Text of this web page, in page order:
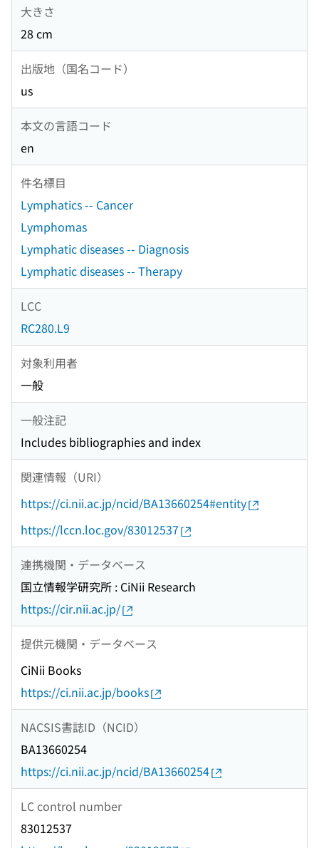
大きさ
28 cm
出版地（国名コード）
us
本文の言語コード
en
件名標目
Lymphatics -- Cancer
Lymphomas
Lymphatic diseases -- Diagnosis
Lymphatic diseases -- Therapy
LCC
RC280.L9
対象利用者
一般
一般注記
Includes bibliographies and index
関連情報（URI）
https://ci.nii.ac.jp/ncid/BA13660254#entity
https://lccn.loc.gov/83012537
連携機関・データベース
国立情報学研究所 : CiNii Research
https://cir.nii.ac.jp/
提供元機関・データベース
CiNii Books
https://ci.nii.ac.jp/books
NACSIS書誌ID（NCID）
BA13660254
https://ci.nii.ac.jp/ncid/BA13660254
LC control number
83012537